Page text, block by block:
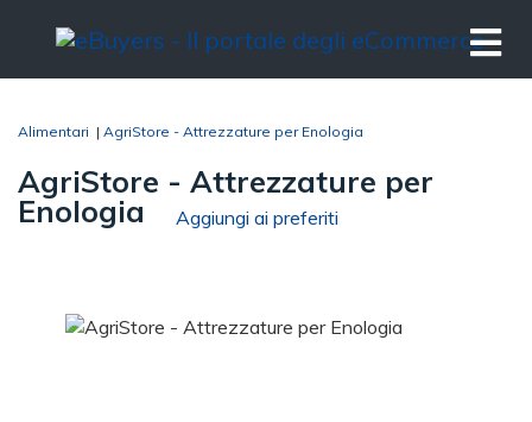
Alimentari | AgriStore - Attrezzature per Enologia
AgriStore - Attrezzature per
Enologia
Aggiungi ai preferiti